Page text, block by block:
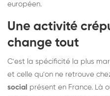
européen.
Une activité
change tout
C'est la spécificité la plus
et celle qu'on ne retrouve
social présent en France. Là